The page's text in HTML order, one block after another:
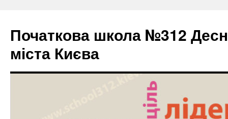
Початкова школа №312
міста Києва